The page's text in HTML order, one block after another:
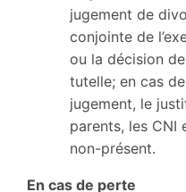
jugement de
conjointe de
ou la décision
tutelle; en cas
jugement, le
parents, les CNI
non-présent.
En cas de perte